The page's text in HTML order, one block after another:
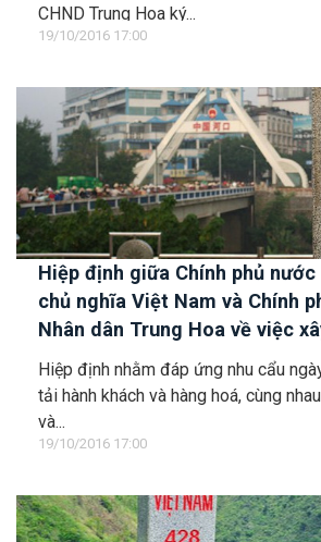
CHND Trung Hoa ký...
19/10/2016 17:00
Hiệp định giữa Chính phủ nước
chủ nghĩa Việt Nam và Chính
Nhân dân Trung Hoa về việc
đường bộ qua sông Nậm Thi ở
- Hà Khẩu
Hiệp định nhằm đáp ứng nhu cẩu
tải hành khách và hàng hoá, cùng
và...
19/10/2016 17:00